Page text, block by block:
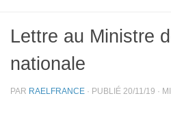
Lettre au Ministre
nationale
PAR RAELFRANCE · PUBLIÉ 20/11/19 ·